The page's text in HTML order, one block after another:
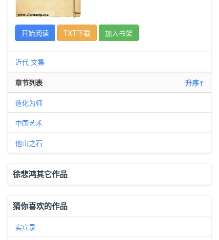
开始阅读 TXT下载 加入书架
近代 文集
章节列表 升序↑
造化为师
中国艺术
他山之石
徐悲鸿其它作品
猜你喜欢的作品
实宾录